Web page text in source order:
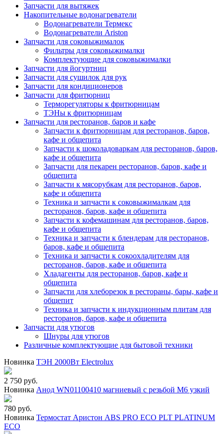
Запчасти для вытяжек
Накопительные водонагреватели
Водонагреватели Термекс
Водонагреватели Ariston
Запчасти для соковыжималок
Фильтры для соковыжималки
Комплектующие для соковыжималки
Запчасти для йогуртниц
Запчасти для сушилок для рук
Запчасти для кондиционеров
Запчасти для фритюрниц
Терморегуляторы к фритюрницам
ТЭНы к фритюрницам
Запчасти для ресторанов, баров и кафе
Запчасти к фритюрницам для ресторанов, баров,
кафе и общепита
Запчасти к шоколадоваркам для ресторанов, баров,
кафе и общепита
Запчасти для пекарен ресторанов, баров, кафе и
общепита
Запчасти к мясорубкам для ресторанов, баров,
кафе и общепита
Техника и запчасти к соковыжималкам для
ресторанов, баров, кафе и общепита
Запчасти к кофемашинам для ресторанов, баров,
кафе и общепита
Техника и запчасти к блендерам для ресторанов,
баров, кафе и общепита
Техника и запчасти к сокоохладителям для
ресторанов, баров, кафе и общепита
Хладагенты для ресторанов, баров, кафе и
общепита
Запчасти для хлеборезок в рестораны, бары, кафе и
общепит
Техника и запчасти к индукционным плитам для
ресторанов, баров, кафе и общепита
Запчасти для утюгов
Шнуры для утюгов
Различные комплектующие для бытовой техники
Новинка ТЭН 2000Вт Electrolux
2 750 руб.
Новинка Анод WN01100410 магниевый с резьбой М6 узкий
780 руб.
Новинка Термостат Аристон ABS PRO ECO PLT PLATINUM
ECO